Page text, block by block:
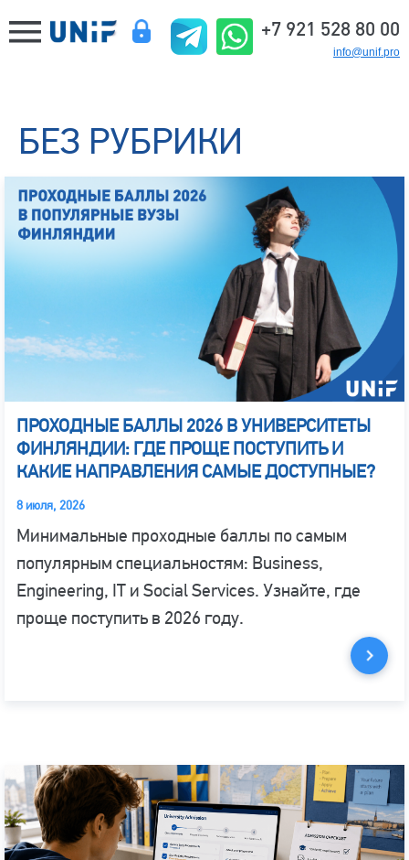
+7 921 528 80 00
info@unif.pro
БЕЗ РУБРИКИ
ПРОХОДНЫЕ БАЛЛЫ 2026 В УНИВЕРСИТЕТЫ
ФИНЛЯНДИИ: ГДЕ ПРОЩЕ ПОСТУПИТЬ И
КАКИЕ НАПРАВЛЕНИЯ САМЫЕ ДОСТУПНЫЕ?
8 июля, 2026
Минимальные проходные баллы по самым
популярным специальностям: Business,
Engineering, IT и Social Services. Узнайте, где
проще поступить в 2026 году.